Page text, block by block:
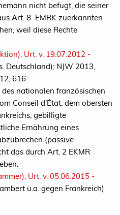
nicht befugt, die seiner
Art. 8 EMRK zuerkannten
weil diese Rechte
Urt. v. 19.07.2012 -
Deutschland); NJW 2013,
616
nationalen französischen
Conseil d’État, dem obersten
gebilligte
Ernährung eines
(passive
das durch Art. 2 EKMR
Urt. v. 05.06.2015 -
u.a. gegen Frankreich)